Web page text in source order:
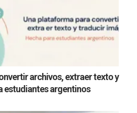
archivos, extraer texto y
estudiantes argentinos